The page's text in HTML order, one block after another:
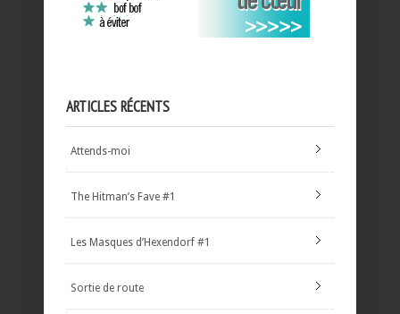
ARTICLES RÉCENTS
Attends-moi
The Hitman’s Fave #1
Les Masques d’Hexendorf #1
Sortie de route